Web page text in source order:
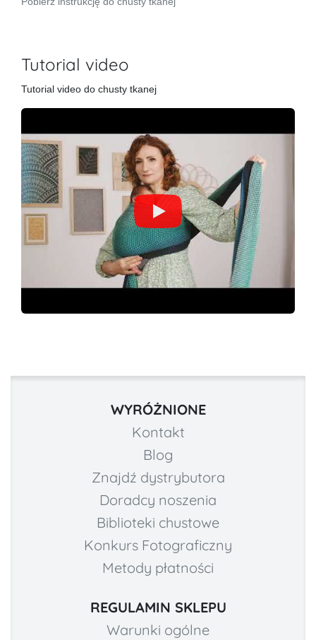
Tutorial video
Tutorial video do chusty tkanej
WYRÓŻNIONE
Kontakt
Blog
Znajdź dystrybutora
Doradcy noszenia
Biblioteki chustowe
Konkurs Fotograficzny
Metody płatności
REGULAMIN SKLEPU
Warunki ogólne